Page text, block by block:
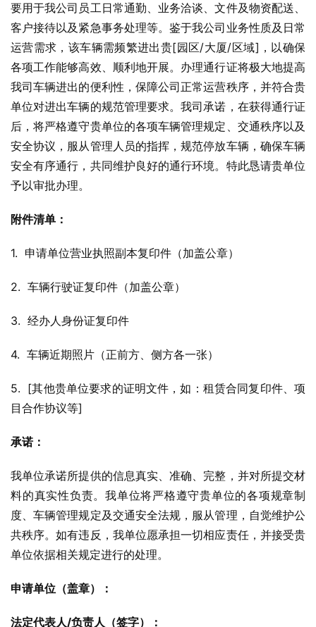
要用于我公司员工日常通勤、业务洽谈、文件及物资配送、
客户接待以及紧急事务处理等。鉴于我公司业务性质及日常
运营需求，该车辆需频繁进出贵[园区/大厦/区域]，以确保
各项工作能够高效、顺利地开展。办理通行证将极大地提高
我司车辆进出的便利性，保障公司正常运营秩序，并符合贵
单位对进出车辆的规范管理要求。我司承诺，在获得通行证
后，将严格遵守贵单位的各项车辆管理规定、交通秩序以及
安全协议，服从管理人员的指挥，规范停放车辆，确保车辆
安全有序通行，共同维护良好的通行环境。特此恳请贵单位
予以审批办理。
附件清单：
1.  申请单位营业执照副本复印件（加盖公章）
2.  车辆行驶证复印件（加盖公章）
3.  经办人身份证复印件
4.  车辆近期照片（正前方、侧方各一张）
5.  [其他贵单位要求的证明文件，如：租赁合同复印件、项
目合作协议等]
承诺：
我单位承诺所提供的信息真实、准确、完整，并对所提交材
料的真实性负责。我单位将严格遵守贵单位的各项规章制
度、车辆管理规定及交通安全法规，服从管理，自觉维护公
共秩序。如有违反，我单位愿承担一切相应责任，并接受贵
单位依据相关规定进行的处理。
申请单位（盖章）：
法定代表人/负责人（签字）：